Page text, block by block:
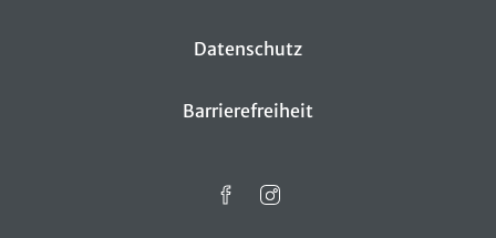
Datenschutz
Barrierefreiheit